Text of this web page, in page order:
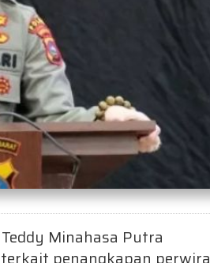
Minahasa Putra
penangkapan perwira